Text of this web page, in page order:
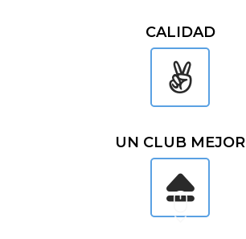
CALIDAD
UN CLUB MEJOR